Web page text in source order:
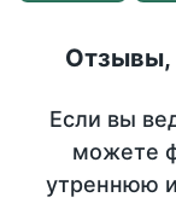
Отзывы,
Если вы
можете
утреннюю